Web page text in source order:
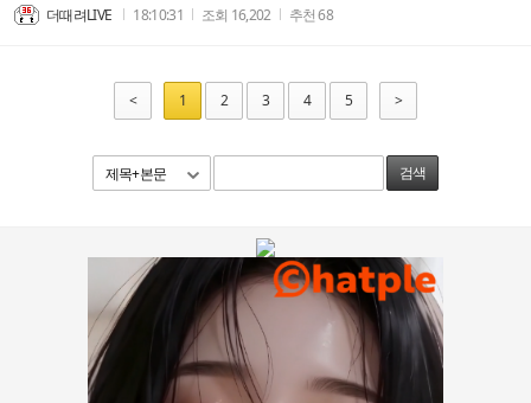
더때려LIVE 18:10:31 조회 16,202 추천68
< 1 2 3 4 5 >
제목+본문 검색